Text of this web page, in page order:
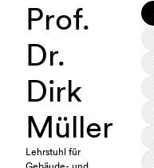
Prof.
Dr.
Dirk
Müller
Lehrstuhl für